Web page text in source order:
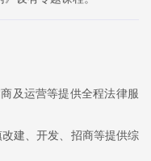
及运营等提供全程法律服
建、开发、招商等提供综